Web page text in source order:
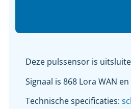
Deze pulssensor is
Signaal is 868 Lora WAN
Technische specificaties: